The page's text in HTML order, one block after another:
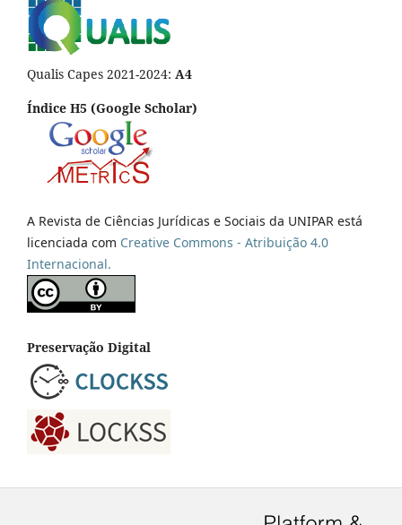
Qualis Capes 2021-2024: A4
Índice H5 (Google Scholar)
A Revista de Ciências Jurídicas e Sociais da UNIPAR está
licenciada com Creative Commons - Atribuição 4.0
Internacional.
Preservação Digital